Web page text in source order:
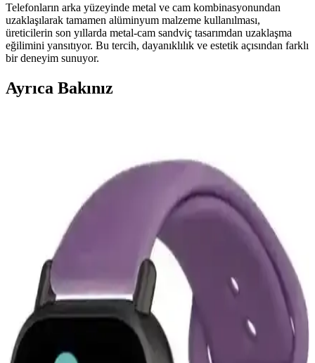
Telefonların arka yüzeyinde metal ve cam kombinasyonundan
uzaklaşılarak tamamen alüminyum malzeme kullanılması,
üreticilerin son yıllarda metal-cam sandviç tasarımdan uzaklaşma
eğilimini yansıtıyor. Bu tercih, dayanıklılık ve estetik açısından farklı
bir deneyim sunuyor.
Ayrıca Bakınız
McStorey MacBook Air Kılıfı, yüksek kaliteli TPU malzemeden
üretilmiş, şık tasarımıyla cihazınızı çizik ve darbelere karşı korur,
hafif ve estetik yapısıyla kullanım kolaylığı sağlar.
Mark Ryden Lexus MR-7510 USB Şarj Portlu
Omuz Çantası İnceleme ve Özellikleri
Lexus MR-7510, suya dayanıklı Oxford kumaş, USB şarj portu ve
düzenleyici cepleriyle günlük kullanımda pratik ve şık bir omuz
çantasıdır.
Guess Kulak Üstü Bluetooth Kulaklık İncelemesi:
Tasarım, Ses Kalitesi ve Kullanım Özellikleri